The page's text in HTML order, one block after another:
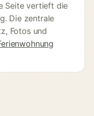
Seite vertieft die
Die zentrale
Fotos und